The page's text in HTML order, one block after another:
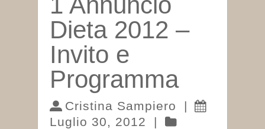
Dieta 2012 –
Invito e
Programma
Cristina Sampiero
|
Luglio 30, 2012
|